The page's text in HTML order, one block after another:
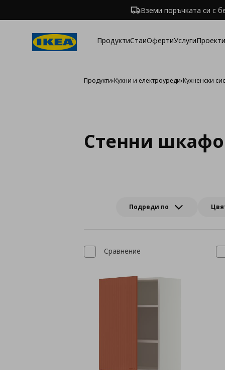
Вземи поръчката си с
ПродуктиСтаиОфертиУслуги
Продукти›Кухни и електроуреди›Кухненски
Стенни
Подреди по
Сравнение